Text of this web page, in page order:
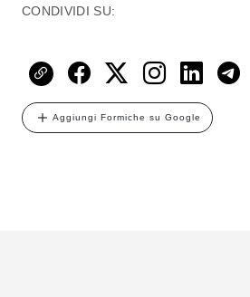
CONDIVIDI SU:
Aggiungi Formiche su Google